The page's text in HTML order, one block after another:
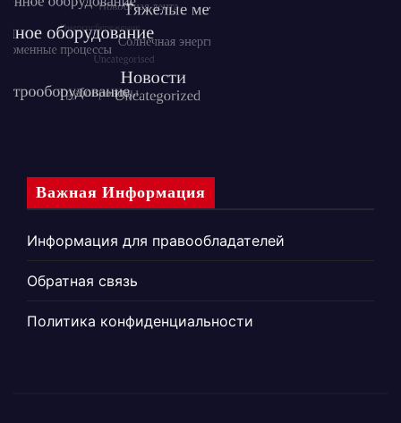
Важная Информация
Информация для правообладателей
Обратная связь
Политика конфиденциальности